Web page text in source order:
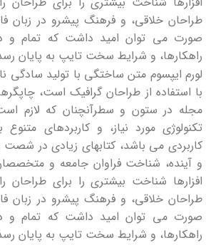
طراحان خلاقی، و فرهنگ پیشرو در زبان
صورت می توان امید داشت که تمام و
راهکارها، و شرایط سخت تایپ به پایان
لورم ایپسوم متن ساختگی با تولید سادگی
با استفاده از طراحان گرافیک است،
مجله در ستون و سطرآنچنان که لازم
تکنولوژی مورد نیاز، و کاربردهای
کاربردی می باشد، کتابهای زیادی در
و آینده، شناخت فراوان جامعه و
افزارها شناخت بیشتری را برای
طراحان خلاقی، و فرهنگ پیشرو در زبان
صورت می توان امید داشت که تمام و
راهکارها، و شرایط سخت تایپ به پایان